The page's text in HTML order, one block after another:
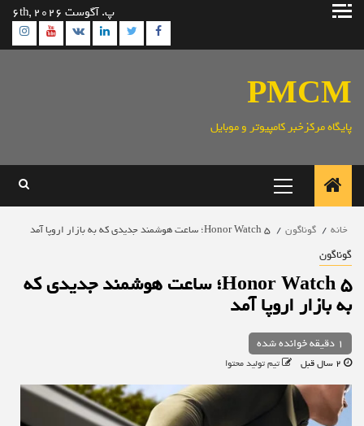
پرش
پ. آگوست 6th, 2026
Facebook
Twitter
Linkedin
VK
PMCM
پایگاه مرکزخبر کامپیوتر و موبایل
اصلی
خانه گوناگون Honor Watch 5؛ ساعت هوشمند جدیدی که به بازار اروپا آمد
گوناگون
Honor Watch 5؛ ساعت هوشمند جدیدی که
به بازار اروپا آمد
1 دقیقه خوانده شده
تیم تولید محتوا